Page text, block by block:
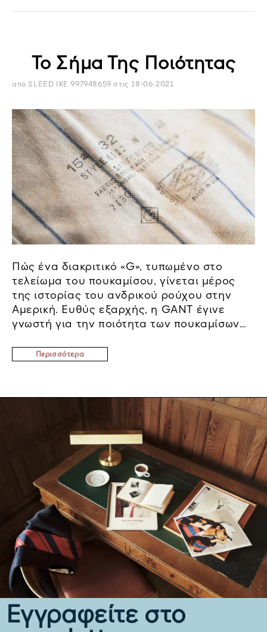
Το Σήμα Της Ποιότητας
από SLEED IKE 997948659στις 18-06-2021
Πώς ένα διακριτικό «G», τυπωμένο στο
τελείωμα του πουκαμίσου, γίνεται μέρος
της ιστορίας του ανδρικού ρούχου στην
Αμερική. Ευθύς εξαρχής, η GANT έγινε
γνωστή για την ποιότητα των πουκαμίσων
εταιρεία κατασκεύαζε πουκάμισα για άλλες
ένας μικρός ρόμβος με ένα «G» τυπωμένο
στο τελείωμα του πουκαμίσου. Αυτό...
Περισσότερα
Εγγραφείτε στο